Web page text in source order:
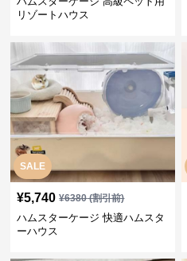
リゾートハウス
SALE
¥5,740 ¥6380(割引前)
ハムスターケージ 快適ハムスタ
ーハウス